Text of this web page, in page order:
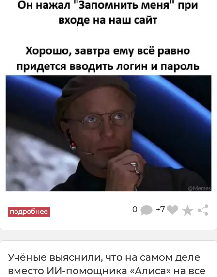
+7
0
Учёные выяснили, что на самом деле
вместо ИИ-помощника «Алиса» на все